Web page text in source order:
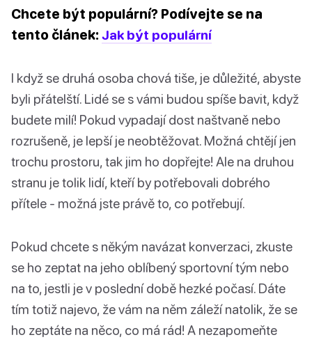
Chcete být populární? Podívejte se na
tento článek: Jak být populární
I když se druhá osoba chová tiše, je důležité, abyste
byli přátelští. Lidé se s vámi budou spíše bavit, když
budete milí! Pokud vypadají dost naštvaně nebo
rozrušeně, je lepší je neobtěžovat. Možná chtějí jen
trochu prostoru, tak jim ho dopřejte! Ale na druhou
stranu je tolik lidí, kteří by potřebovali dobrého
přítele - možná jste právě to, co potřebují.
Pokud chcete s někým navázat konverzaci, zkuste
se ho zeptat na jeho oblíbený sportovní tým nebo
na to, jestli je v poslední době hezké počasí. Dáte
tím totiž najevo, že vám na něm záleží natolik, že se
ho zeptáte na něco, co má rád! A nezapomeňte